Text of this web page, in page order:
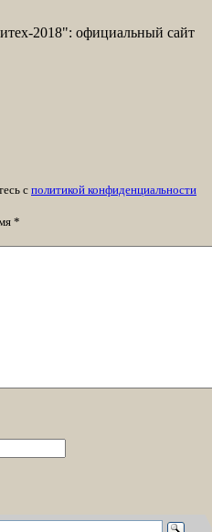
2018": официальный сайт
с политикой конфиденциальности
*